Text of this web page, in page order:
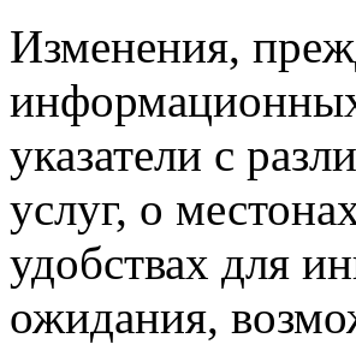
Изменения,
указатели с
услуг, о
удобствах для
ожидания,